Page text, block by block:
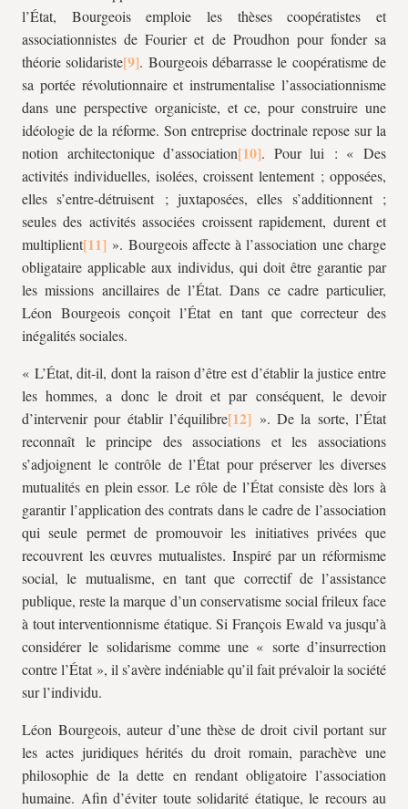
l’État, Bourgeois emploie les thèses coopératistes et
associationnistes de Fourier et de Proudhon pour fonder sa
théorie solidariste
. Bourgeois débarrasse le coopératisme de
sa portée révolutionnaire et instrumentalise l’associationnisme
dans une perspective organiciste, et ce, pour construire une
idéologie de la réforme. Son entreprise doctrinale repose sur la
notion architectonique d’association
. Pour lui : « Des
activités individuelles, isolées, croissent lentement ; opposées,
elles s’entre-détruisent ; juxtaposées, elles s’additionnent ;
seules des activités associées croissent rapidement, durent et
multiplient
». Bourgeois affecte à l’association une charge
obligataire applicable aux individus, qui doit être garantie par
les missions ancillaires de l’État. Dans ce cadre particulier,
Léon Bourgeois conçoit l’État en tant que correcteur des
inégalités sociales.
« L’État, dit-il, dont la raison d’être est d’établir la justice entre
les hommes, a donc le droit et par conséquent, le devoir
d’intervenir pour établir l’équilibre
». De la sorte, l’État
reconnaît le principe des associations et les associations
s’adjoignent le contrôle de l’État pour préserver les diverses
mutualités en plein essor. Le rôle de l’État consiste dès lors à
garantir l’application des contrats dans le cadre de l’association
qui seule permet de promouvoir les initiatives privées que
recouvrent les œuvres mutualistes. Inspiré par un réformisme
social, le mutualisme, en tant que correctif de l’assistance
publique, reste la marque d’un conservatisme social frileux face
à tout interventionnisme étatique. Si François Ewald va jusqu’à
considérer le solidarisme comme une « sorte d’insurrection
contre l’État », il s’avère indéniable qu’il fait prévaloir la société
sur l’individu.
Léon Bourgeois, auteur d’une thèse de droit civil portant sur
les actes juridiques hérités du droit romain, parachève une
philosophie de la dette en rendant obligatoire l’association
humaine. Afin d’éviter toute solidarité étatique, le recours au